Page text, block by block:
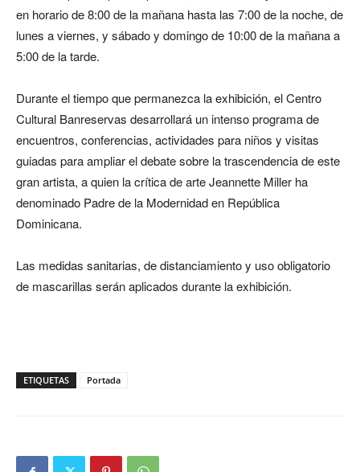
en horario de 8:00 de la mañana hasta las 7:00 de la noche, de
lunes a viernes, y sábado y domingo de 10:00 de la mañana a
5:00 de la tarde.
Durante el tiempo que permanezca la exhibición, el Centro
Cultural Banreservas desarrollará un intenso programa de
encuentros, conferencias, actividades para niños y visitas
guiadas para ampliar el debate sobre la trascendencia de este
gran artista, a quien la crítica de arte Jeannette Miller ha
denominado Padre de la Modernidad en República
Dominicana.
Las medidas sanitarias, de distanciamiento y uso obligatorio
de mascarillas serán aplicados durante la exhibición.
ETIQUETAS Portada